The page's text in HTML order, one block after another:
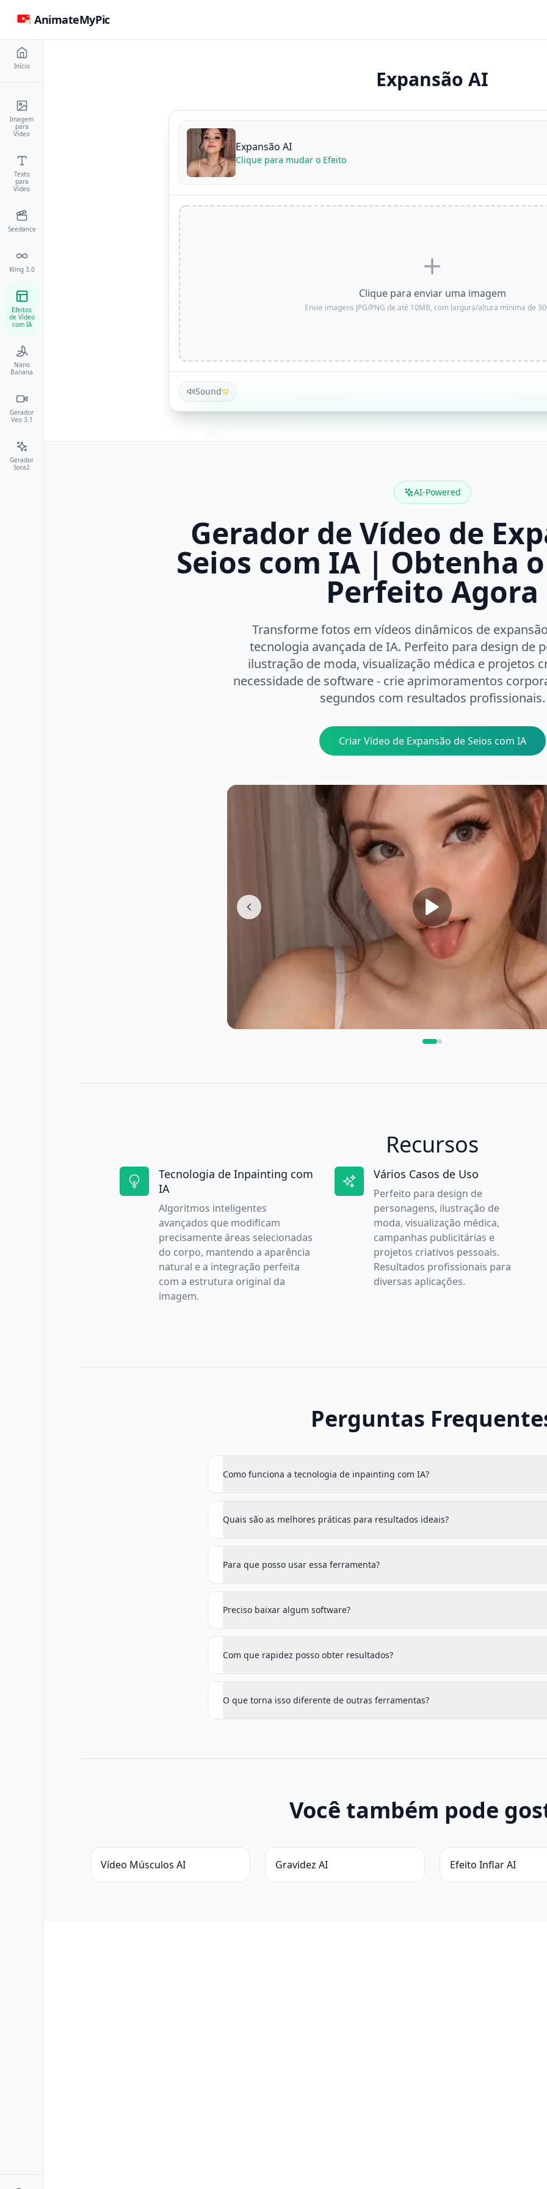
AnimateMyPic
Início
Imagem
para
Vídeo
Texto
para
Vídeo
Seedance
Kling 3.0
Efeitos
de Vídeo
com IA
Nano
Banana
Gerador
Veo 3.1
Gerador
Sora2
Expansão AI
Expansão AI
Clique para mudar o Efeito
Clique para enviar uma imagem
Envie imagens JPG/PNG de até 10MB, com largura/altura mínima de
Sound
AI-Powered
Gerador de Vídeo de
Seios com IA | Obtenha
Perfeito Agora
Transforme fotos em vídeos dinâmicos de
tecnologia avançada de IA. Perfeito para design de
ilustração de moda, visualização médica e projetos
necessidade de software - crie aprimoramentos
segundos com resultados profissionais.
Criar Vídeo de Expansão de Seios com IA
Recursos
Tecnologia de Inpainting com
IA
Algoritmos inteligentes
avançados que modificam
precisamente áreas selecionadas
do corpo, mantendo a aparência
natural e a integração perfeita
com a estrutura original da
imagem.
Vários Casos de Uso
Perfeito para design de
personagens, ilustração de
moda, visualização médica,
campanhas publicitárias e
projetos criativos pessoais.
Resultados profissionais para
diversas aplicações.
Perguntas
Como funciona a tecnologia de inpainting com IA?
Quais são as melhores práticas para resultados ideais?
Para que posso usar essa ferramenta?
Preciso baixar algum software?
Com que rapidez posso obter resultados?
O que torna isso diferente de outras ferramentas?
Você também pode
Vídeo Músculos AI Gravidez AI Efeito Inflar AI